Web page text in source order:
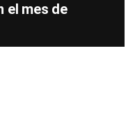
el mes de